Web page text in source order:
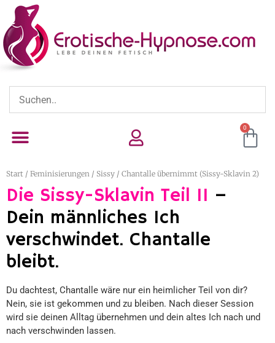
0
Start / Feminisierungen / Sissy / Chantalle übernimmt (Sissy-Sklavin 2)
Die Sissy-Sklavin Teil II –
Dein männliches Ich
verschwindet. Chantalle
bleibt.
Du dachtest, Chantalle wäre nur ein heimlicher Teil von dir?
Nein, sie ist gekommen und zu bleiben. Nach dieser Session
wird sie deinen Alltag übernehmen und dein altes Ich nach und
nach verschwinden lassen.